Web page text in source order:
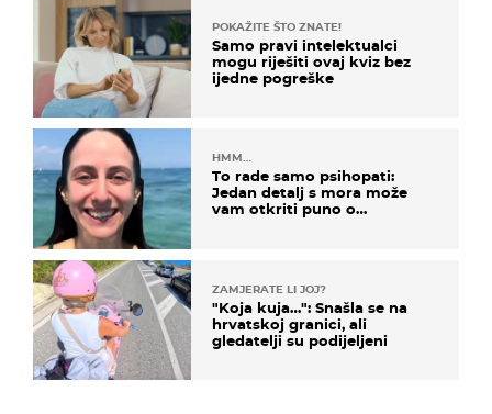
POKAŽITE ŠTO ZNATE!
Samo pravi intelektualci
mogu riješiti ovaj kviz bez
ijedne pogreške
HMM…
To rade samo psihopati:
Jedan detalj s mora može
vam otkriti puno o
ZAMJERATE LI JOJ?
"Koja kuja…": Snašla se na
hrvatskoj granici, ali
gledatelji su podijeljeni